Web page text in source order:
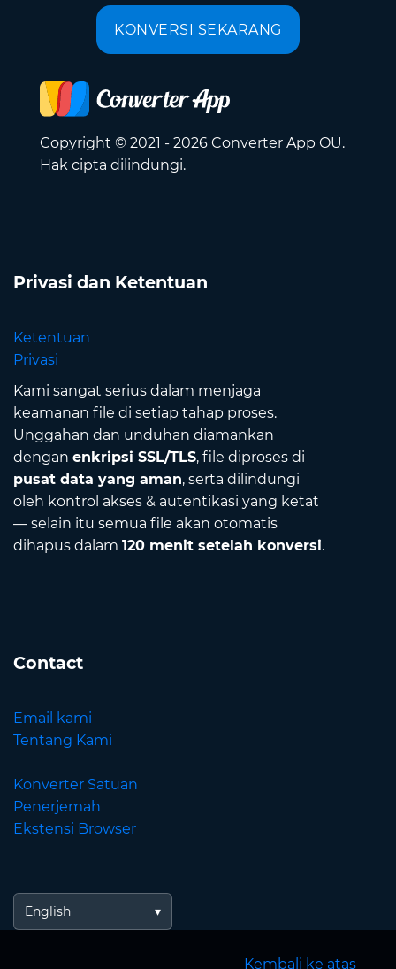
KONVERSI SEKARANG
Copyright © 2021 - 2026 Converter App OÜ.
Hak cipta dilindungi.
Privasi dan Ketentuan
Ketentuan
Privasi
Kami sangat serius dalam menjaga
keamanan file di setiap tahap proses.
Unggahan dan unduhan diamankan
dengan enkripsi SSL/TLS, file diproses di
pusat data yang aman, serta dilindungi
oleh kontrol akses & autentikasi yang ketat
— selain itu semua file akan otomatis
dihapus dalam 120 menit setelah konversi.
Contact
Email kami
Tentang Kami
Konverter Satuan
Penerjemah
Ekstensi Browser
English
Kembali ke atas